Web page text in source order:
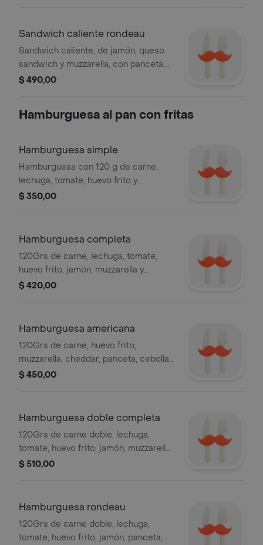
Sandwich caliente rondeau
Sandwich caliente, de jamón, queso
sandwich y muzzarella, con panceta,
morrón, huevo duro, morrón, aceituna
$ 490,00
Hamburguesa al pan con fritas
Hamburguesa simple
Hamburguesa con 120 g de carne,
lechuga, tomate, huevo frito y
mayonesa.
$ 350,00
Hamburguesa completa
120Grs de carne, lechuga, tomate,
huevo frito, jamón, muzzarella y
mayonesa
$ 420,00
Hamburguesa americana
120Grs de carne, huevo frito,
muzzarella, cheddar, panceta, cebolla,
mayonesa
$ 450,00
Hamburguesa doble completa
120Grs de carne doble, lechuga,
tomate, huevo frito, jamón, muzzarella
y mayonesa
$ 510,00
Hamburguesa rondeau
120Grs de carne doble, lechuga,
tomate, huevo frito, jamón, panceta,